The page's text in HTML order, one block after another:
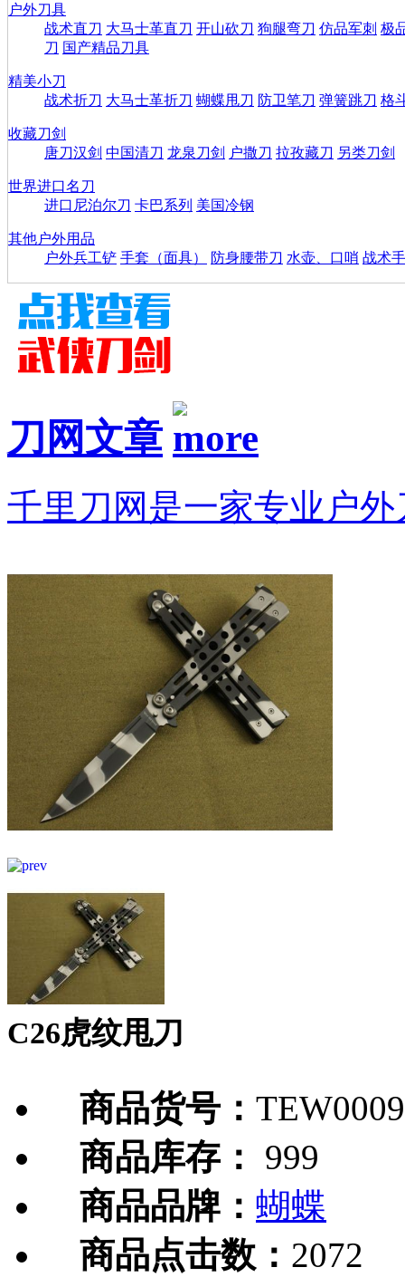
户外刀具
战术直刀 大马士革直刀 开山砍刀 狗腿弯刀 仿品军刺 极
刀 国产精品刀具
精美小刀
战术折刀 大马士革折刀 蝴蝶甩刀 防卫笔刀 弹簧跳刀 格
收藏刀剑
唐刀汉剑 中国清刀 龙泉刀剑 户撒刀 拉孜藏刀 另类刀剑
世界进口名刀
进口尼泊尔刀 卡巴系列 美国冷钢
其他户外用品
户外兵工铲 手套（面具） 防身腰带刀 水壶、口哨 战术
刀网文章
千里刀网是一家专业户
C26虎纹甩刀
商品货号：
商品库存：
999
商品品牌： 蝴蝶
商品点击数： 2072